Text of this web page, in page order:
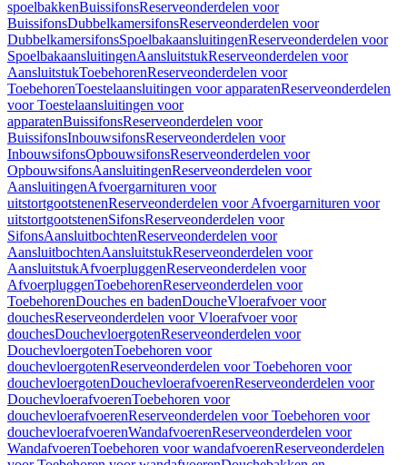
spoelbakkenBuissifonsReserveonderdelen voor
BuissifonsDubbelkamersifonsReserveonderdelen voor
DubbelkamersifonsSpoelbakaansluitingenReserveonderdelen voor
SpoelbakaansluitingenAansluitstukReserveonderdelen voor
AansluitstukToebehorenReserveonderdelen voor
ToebehorenToestelaansluitingen voor apparatenReserveonderdelen
voor Toestelaansluitingen voor
apparatenBuissifonsReserveonderdelen voor
BuissifonsInbouwsifonsReserveonderdelen voor
InbouwsifonsOpbouwsifonsReserveonderdelen voor
OpbouwsifonsAansluitingenReserveonderdelen voor
AansluitingenAfvoergarnituren voor
uitstortgootstenenReserveonderdelen voor Afvoergarnituren voor
uitstortgootstenenSifonsReserveonderdelen voor
SifonsAansluitbochtenReserveonderdelen voor
AansluitbochtenAansluitstukReserveonderdelen voor
AansluitstukAfvoerpluggenReserveonderdelen voor
AfvoerpluggenToebehorenReserveonderdelen voor
ToebehorenDouches en badenDoucheVloerafvoer voor
douchesReserveonderdelen voor Vloerafvoer voor
douchesDouchevloergotenReserveonderdelen voor
DouchevloergotenToebehoren voor
douchevloergotenReserveonderdelen voor Toebehoren voor
douchevloergotenDouchevloerafvoerenReserveonderdelen voor
DouchevloerafvoerenToebehoren voor
douchevloerafvoerenReserveonderdelen voor Toebehoren voor
douchevloerafvoerenWandafvoerenReserveonderdelen voor
WandafvoerenToebehoren voor wandafvoerenReserveonderdelen